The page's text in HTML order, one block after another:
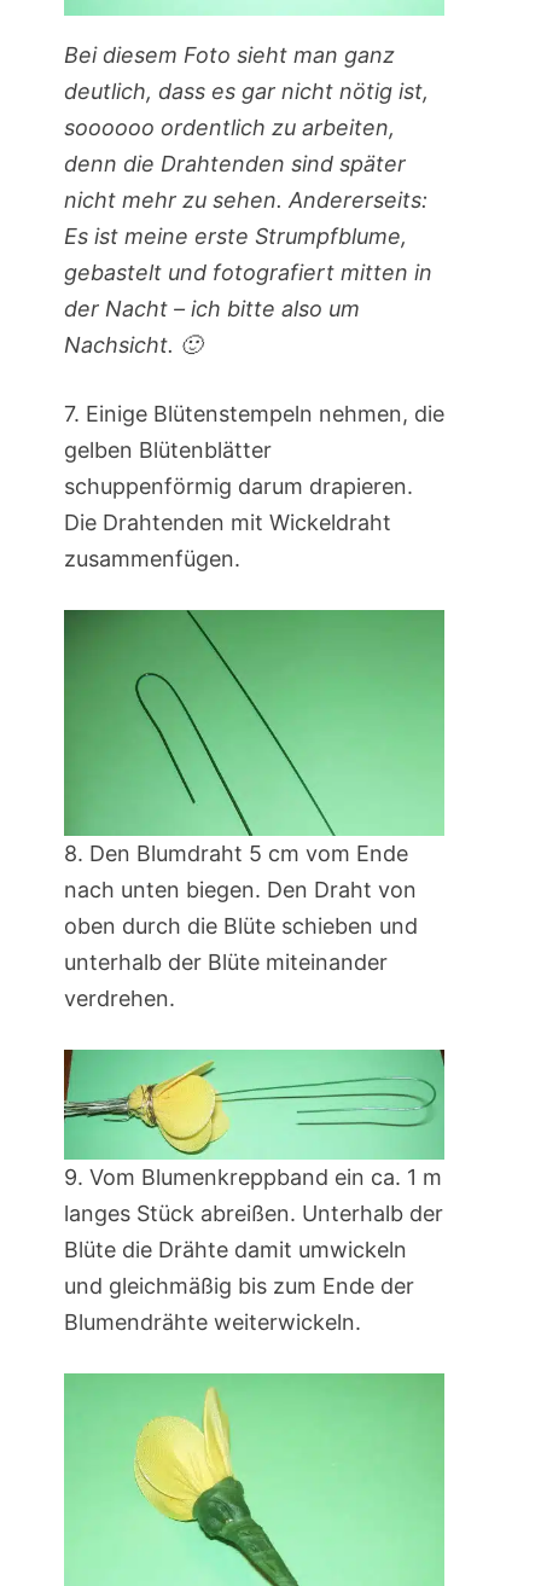
Bei diesem Foto sieht man ganz
deutlich, dass es gar nicht nötig ist,
soooooo ordentlich zu arbeiten,
denn die Drahtenden sind später
nicht mehr zu sehen. Andererseits:
Es ist meine erste Strumpfblume,
gebastelt und fotografiert mitten in
der Nacht – ich bitte also um
Nachsicht. 🙂
7. Einige Blütenstempeln nehmen, die
gelben Blütenblätter
schuppenförmig darum drapieren.
Die Drahtenden mit Wickeldraht
zusammenfügen.
8. Den Blumdraht 5 cm vom Ende
nach unten biegen. Den Draht von
oben durch die Blüte schieben und
unterhalb der Blüte miteinander
verdrehen.
9. Vom Blumenkreppband ein ca. 1 m
langes Stück abreißen. Unterhalb der
Blüte die Drähte damit umwickeln
und gleichmäßig bis zum Ende der
Blumendrähte weiterwickeln.